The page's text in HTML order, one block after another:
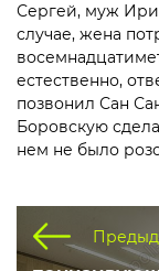
Сергей, муж
случае, жена
естественно,
позвонил Сан
Боровскую
нем не было